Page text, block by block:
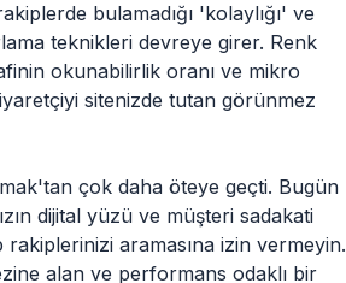
bulamadığı 'kolaylığı' ve
teknikleri devreye girer. Renk
okunabilirlik oranı ve mikro
sitenizde tutan görünmez
çok daha öteye geçti. Bugün
dijital yüzü ve müşteri sadakati
aramasına izin vermeyin.
alan ve performans odaklı bir